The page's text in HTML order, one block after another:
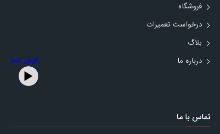
فروشگاه
درخواست تعمیرات
بلاگ
درباره ما
گوش کنید
تماس با ما